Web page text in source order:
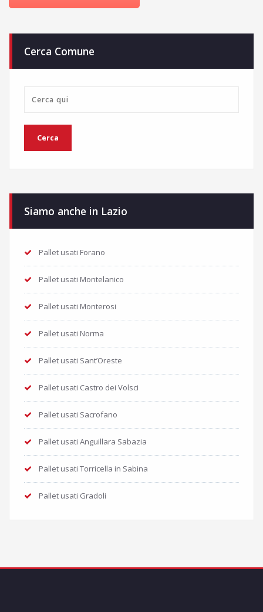
Cerca Comune
Siamo anche in Lazio
Pallet usati Forano
Pallet usati Montelanico
Pallet usati Monterosi
Pallet usati Norma
Pallet usati Sant’Oreste
Pallet usati Castro dei Volsci
Pallet usati Sacrofano
Pallet usati Anguillara Sabazia
Pallet usati Torricella in Sabina
Pallet usati Gradoli